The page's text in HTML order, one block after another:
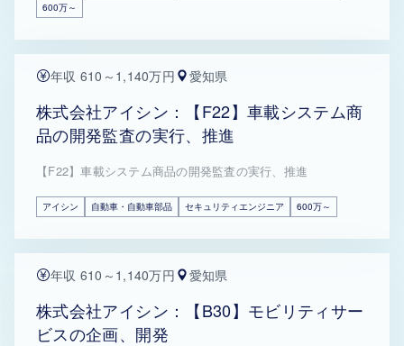
600万～
年収 610～1,140万円 愛知県
株式会社アイシン：【F22】車載システム商
品の開発監査の実行、推進
【F22】車載システム商品の開発監査の実行、推進
アイシン 自動車・自動車部品 セキュリティエンジニア 600万～
年収 610～1,140万円 愛知県
株式会社アイシン：【B30】モビリティサー
ビスの企画、開発